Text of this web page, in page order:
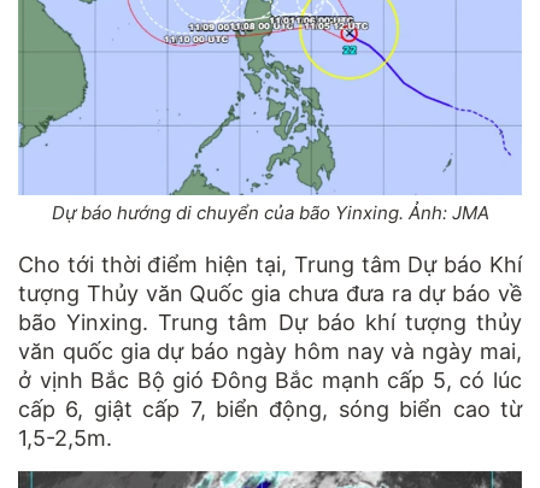
Dự báo hướng di chuyển của bão Yinxing. Ảnh: JMA
Cho tới thời điểm hiện tại, Trung tâm Dự báo Khí
tượng Thủy văn Quốc gia chưa đưa ra dự báo về
bão Yinxing. Trung tâm Dự báo khí tượng thủy
văn quốc gia dự báo ngày hôm nay và ngày mai,
ở vịnh Bắc Bộ gió Đông Bắc mạnh cấp 5, có lúc
cấp 6, giật cấp 7, biển động, sóng biển cao từ
1,5-2,5m.